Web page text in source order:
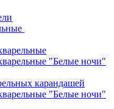
"Белые ночи"
карандашей
"Белые ночи"